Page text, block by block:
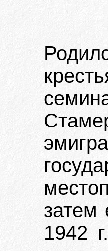
затем
1942